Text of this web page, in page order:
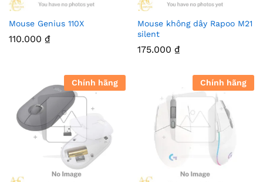
Mouse Genius 110X
110.000 ₫
Mouse không dây Rapoo M21
silent
175.000 ₫
Chính hãng Chính hãng